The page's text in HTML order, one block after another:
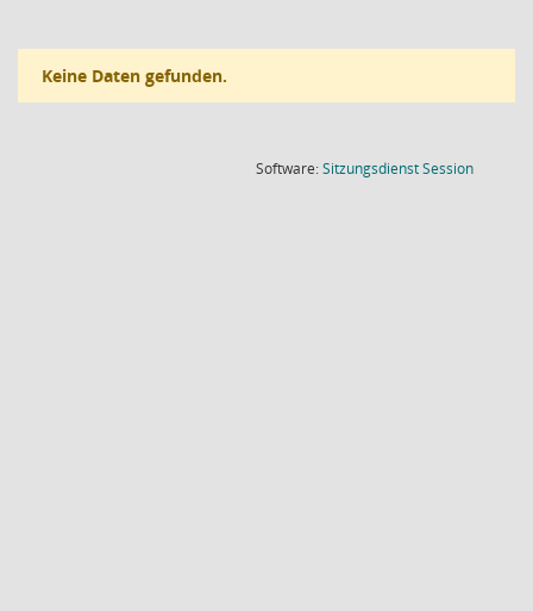
Keine Daten gefunden.
Software:SitzungsdienstSession(Wird in